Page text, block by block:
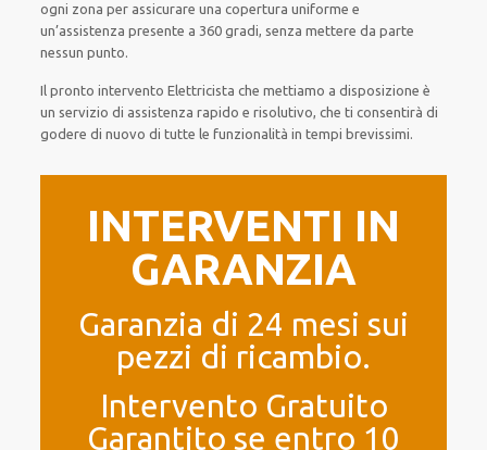
ogni zona per assicurare una coperturauniforme e
un’assistenza presente a 360 gradi, senzamettere da parte
nessun punto.
Il pronto intervento Elettricistache mettiamo a disposizione è
un servizio di assistenza rapido e risolutivo, che ticonsentirà di
godere di nuovodi tutte le funzionalità in tempi brevissimi.
INTERVENTI IN
GARANZIA
Garanzia di 24 mesi sui
pezzi di ricambio.
Intervento Gratuito
Garantito se entro 10